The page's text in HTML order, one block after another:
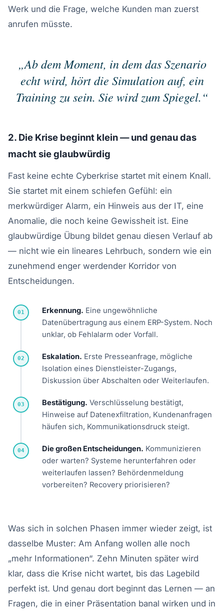
Werk und die Frage, welche Kunden man zuerst
anrufen müsste.
„Ab dem Moment, in dem das Szenario
echt wird, hört die Simulation auf, ein
Training zu sein. Sie wird zum Spiegel.“
2. Die Krise beginnt klein — und genau das
macht sie glaubwürdig
Fast keine echte Cyberkrise startet mit einem Knall.
Sie startet mit einem schiefen Gefühl: ein
merkwürdiger Alarm, ein Hinweis aus der IT, eine
Anomalie, die noch keine Gewissheit ist. Eine
glaubwürdige Übung bildet genau diesen Verlauf ab
— nicht wie ein lineares Lehrbuch, sondern wie ein
zunehmend enger werdender Korridor von
Entscheidungen.
01 Erkennung. Eine ungewöhnliche
Datenübertragung aus einem ERP-System. Noch
unklar, ob Fehlalarm oder Vorfall.
02 Eskalation. Erste Presseanfrage, mögliche
Isolation eines Dienstleister-Zugangs,
Diskussion über Abschalten oder Weiterlaufen.
03 Bestätigung. Verschlüsselung bestätigt,
Hinweise auf Datenexfiltration, Kundenanfragen
häufen sich, Kommunikationsdruck steigt.
04 Die großen Entscheidungen. Kommunizieren
oder warten? Systeme herunterfahren oder
weiterlaufen lassen? Behördenmeldung
vorbereiten? Recovery priorisieren?
Was sich in solchen Phasen immer wieder zeigt, ist
dasselbe Muster: Am Anfang wollen alle noch
„mehr Informationen“. Zehn Minuten später wird
klar, dass die Krise nicht wartet, bis das Lagebild
perfekt ist. Und genau dort beginnt das Lernen — an
Fragen, die in einer Präsentation banal wirken und in